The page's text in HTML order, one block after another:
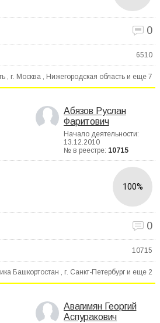
0
6510
, г. Москва , Нижегородская область и еще 7
Абязов Руслан
Фаритович
Начало деятельности:
13.12.2010
№ в реестре: 10715
100%
0
10715
Башкортостан , г. Санкт-Петербург и еще 2
Авагимян Георгий
Аспуракович